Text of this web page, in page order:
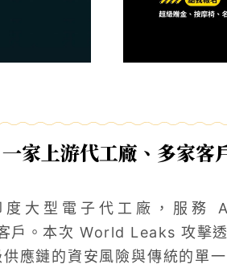
家上游代工廠、多家客
大型電子代工廠，服務
戶。本次 World Leaks 攻擊
應鏈的資安風險與傳統的單